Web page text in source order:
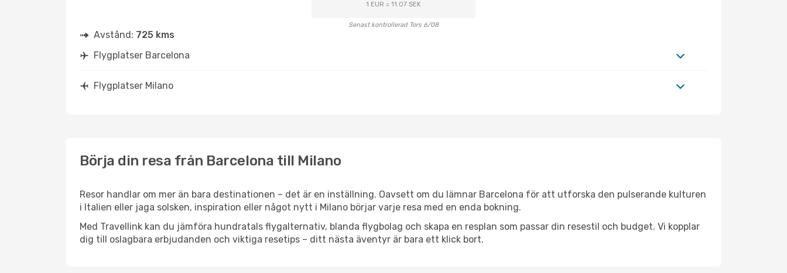
1 EUR = 11.07 SEK
Senast kontrollerad Tors 6/08
Avstånd: 725 kms
Flygplatser Barcelona
Flygplatser Milano
Börja din resa från Barcelona till Milano
Resor handlar om mer än bara destinationen – det är en inställning. Oavsett om du lämnar Barcelona för att utforska den pulserande kulturen
i Italien eller jaga solsken, inspiration eller något nytt i Milano börjar varje resa med en enda bokning.
Med Travellink kan du jämföra hundratals flygalternativ, blanda flygbolag och skapa en resplan som passar din resestil och budget. Vi kopplar
dig till oslagbara erbjudanden och viktiga resetips – ditt nästa äventyr är bara ett klick bort.